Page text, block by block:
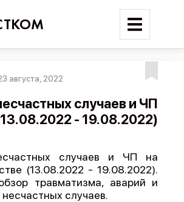
Поиск
Карта событий
Трудовые конфликты
августа, 2022
случаев и ЧП
- 19.08.2022)
случаев и ЧП на
(13.08.2022 - 19.08.2022).
травматизма, аварий и
случаев.